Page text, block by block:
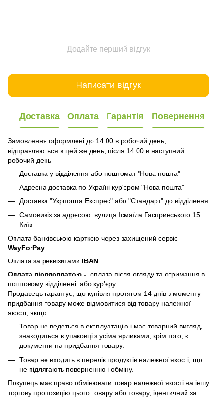
Додайте перший відгук
Написати відгук
Доставка Оплата Гарантія Повернення
Замовлення оформлені до 14:00 в робочий день,
відправляються в цей же день, після 14:00 в наступний
робочий день
Доставка у відділення або поштомат "Нова пошта"
Адресна доставка по Україні кур'єром "Нова пошта"
Доставка "Укрпошта Експрес" або "Стандарт" до відділення
Самовивіз за адресою: вулиця Ісмаїла Гаспринського 15,
Київ
Оплата банківською карткою через захищений сервіс
WayForPay
Оплата за реквізитами IBAN
Оплата післясплатою - оплата після огляду та отримання в
поштовому відділенні, або кур'єру
Продавець гарантує, що купівля протягом 14 днів з моменту
придбання товару може відмовитися від товару належної
якості, якщо:
Товар не ведеться в експлуатацію і має товарний вигляд,
знаходиться в упаковці з усіма ярликами, крім того, є
документи на придбання товару.
Товар не входить в перелік продуктів належної якості, що
не підлягають поверненню і обміну.
Покупець має право обмінювати товар належної якості на іншу
торгову пропозицію цього товару або товару, ідентичний за